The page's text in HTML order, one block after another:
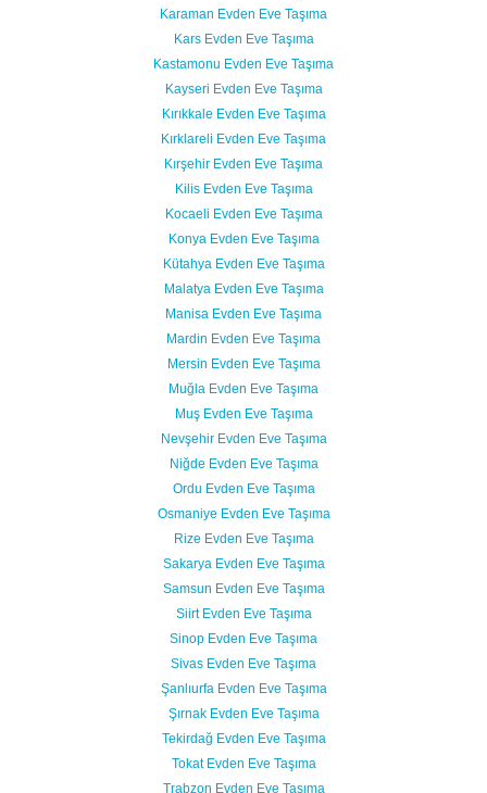
Karaman Evden Eve Taşıma
Kars Evden Eve Taşıma
Kastamonu Evden Eve Taşıma
Kayseri Evden Eve Taşıma
Kırıkkale Evden Eve Taşıma
Kırklareli Evden Eve Taşıma
Kırşehir Evden Eve Taşıma
Kilis Evden Eve Taşıma
Kocaeli Evden Eve Taşıma
Konya Evden Eve Taşıma
Kütahya Evden Eve Taşıma
Malatya Evden Eve Taşıma
Manisa Evden Eve Taşıma
Mardin Evden Eve Taşıma
Mersin Evden Eve Taşıma
Muğla Evden Eve Taşıma
Muş Evden Eve Taşıma
Nevşehir Evden Eve Taşıma
Niğde Evden Eve Taşıma
Ordu Evden Eve Taşıma
Osmaniye Evden Eve Taşıma
Rize Evden Eve Taşıma
Sakarya Evden Eve Taşıma
Samsun Evden Eve Taşıma
Siirt Evden Eve Taşıma
Sinop Evden Eve Taşıma
Sivas Evden Eve Taşıma
Şanlıurfa Evden Eve Taşıma
Şırnak Evden Eve Taşıma
Tekirdağ Evden Eve Taşıma
Tokat Evden Eve Taşıma
Trabzon Evden Eve Taşıma